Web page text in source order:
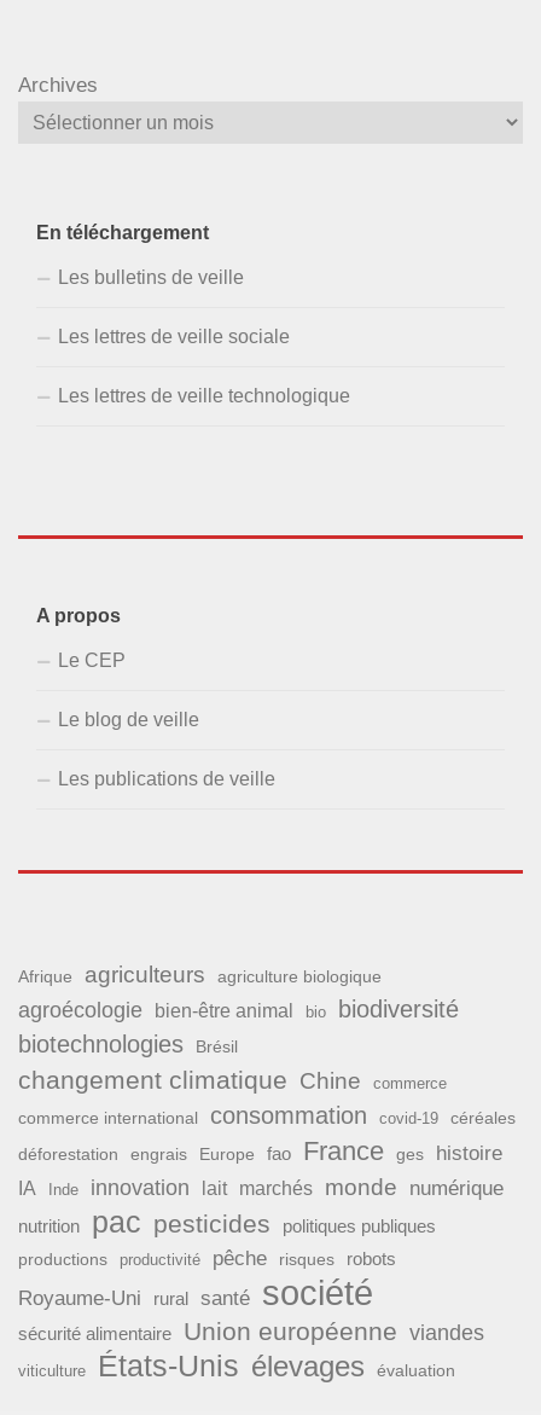
Archives
En téléchargement
Les bulletins de veille
Les lettres de veille sociale
Les lettres de veille technologique
A propos
Le CEP
Le blog de veille
Les publications de veille
Afrique agriculteurs agriculture biologique
agroécologie bien-être animal bio
biodiversité
biotechnologies
Brésil
changement climatique Chine commerce
commerce international consommation covid-19 céréales
déforestation engrais Europe fao France ges histoire
IA Inde innovation lait marchés monde numérique
nutrition pac pesticides politiques publiques
productions productivité pêche risques robots
Royaume-Uni rural santé société
sécurité alimentaire Union européenne viandes
viticulture États-Unis élevages évaluation